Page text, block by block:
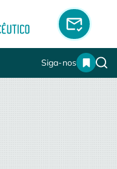
Siga-nos